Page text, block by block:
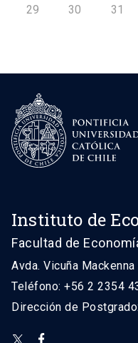
29 30 31
Instituto de
Facultad de
Avda. Vicuña
Teléfono: +56 2 2354
Dirección de